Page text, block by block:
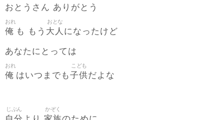
おとうさん ありがとう
俺
おれ
も もう 大人
おとな
になったけど
あなたにとっては
俺
おれ
はいつまでも子供
こども
だよな
じぶん かぞく